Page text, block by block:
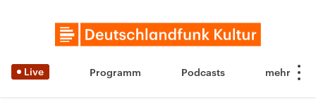
Live Programm Podcasts